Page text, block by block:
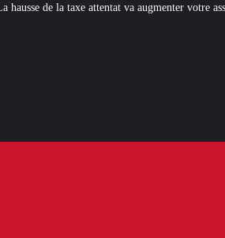
votre assurance en 2027 [L’ÉTÉ